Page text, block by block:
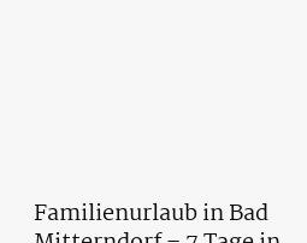
Familienurlaub in Bad